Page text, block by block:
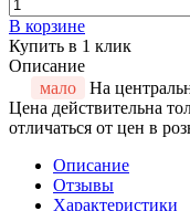
В корзине
Купить в 1 клик
Описание
мало
На
Цена действительна
отличаться от цен в
Описание
Отзывы
Характеристики